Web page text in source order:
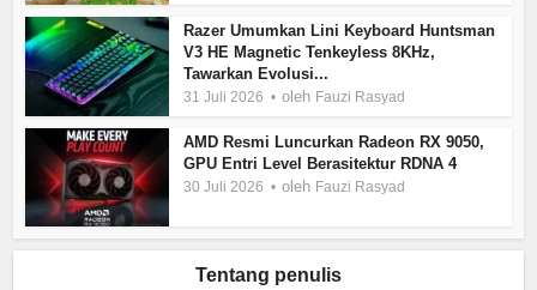
Razer Umumkan Lini Keyboard Huntsman
V3 HE Magnetic Tenkeyless 8KHz,
Tawarkan Evolusi...
31 Juli 2026 oleh Fauzi Rasyad
AMD Resmi Luncurkan Radeon RX 9050,
GPU Entri Level Berasitektur RDNA 4
30 Juli 2026 oleh Fauzi Rasyad
Tentang penulis